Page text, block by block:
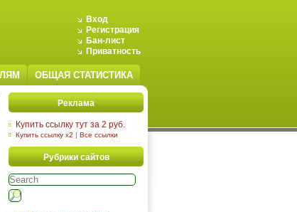
Вход
Регистрация
Бан-лист
Приватность
ОБЩАЯ СТАТИСТИКА
Реклама
Купить ссылку тут за 2 руб.
Купить ссылку x2 | Все ссылки
Рубрики сайтов